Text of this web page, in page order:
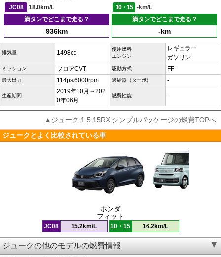
JC08
18.0km/L 10・15
-km/L
満タンでどこまで走る？
936km
満タンでどこまで走る？
-km
排気量 1498cc
使用燃料
エンジン
レギュラー
ガソリン
ミッション フロアCVT 駆動方式 FF
最大出力 114ps/6000rpm 過給器（ターボ） -
生産期間
2019年10月～202
0年06月
燃費性能 -
▲ジューク 1.5 15RX シンプルパッケージの燃費TOPへ
ジュークとよく比較されている車
ホンダ
フィット
JC08 15.2km/L 10・15 16.2km/L
ジュークの他のモデルの燃費情報